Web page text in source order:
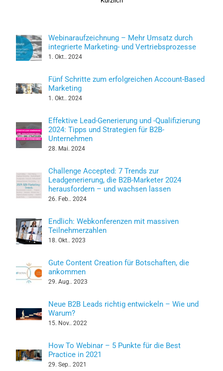
Webinaraufzeichnung – Mehr Umsatz durch
integrierte Marketing- und Vertriebsprozesse
1. Okt.. 2024
Fünf Schritte zum erfolgreichen Account-Based
Marketing
1. Okt.. 2024
Effektive Lead-Generierung und -Qualifizierung
2024: Tipps und Strategien für B2B-
Unternehmen
28. Mai. 2024
Challenge Accepted: 7 Trends zur
Leadgenerierung, die B2B-Marketer 2024
herausfordern – und wachsen lassen
26. Feb.. 2024
Endlich: Webkonferenzen mit massiven
Teilnehmerzahlen
18. Okt.. 2023
Gute Content Creation für Botschaften, die
ankommen
29. Aug.. 2023
Neue B2B Leads richtig entwickeln – Wie und
Warum?
15. Nov.. 2022
How To Webinar – 5 Punkte für die Best
Practice in 2021
29. Sep.. 2021